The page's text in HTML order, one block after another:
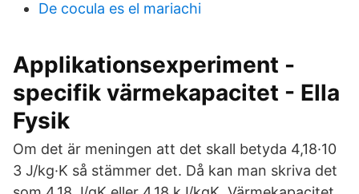
De cocula es el mariachi
Applikationsexperiment -
specifik värmekapacitet - Ella
Fysik
Om det är meningen att det skall betyda 4,18·10
3 J/kg·K så stämmer det. Då kan man skriva det